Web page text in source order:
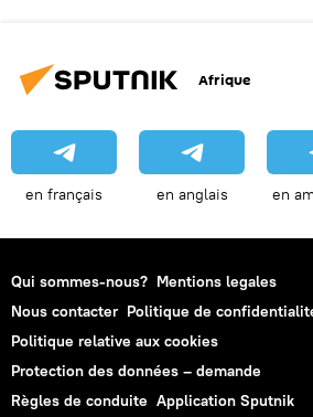
Afrique
en français en anglais en
Qui sommes-nous? Mentions legales
Nous contacter Politique de
Politique relative aux cookies
Protection des données – demande
Règles de conduite Application Sputnik